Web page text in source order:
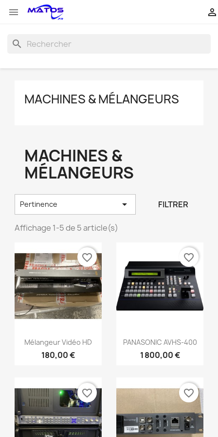
 
search
MACHINES & MÉLANGEURS
MACHINES &
MÉLANGEURS
Pertinence  FILTRER
Affichage 1-5 de 5 article(s)
Aperçu rapide
Mélangeur Vidéo HD
180,00 €
favorite_border
Aperçu rapide
PANASONIC AVHS-400
1 800,00 €
favorite_border
favorite_border favorite_border
Créer une liste d'envies ×